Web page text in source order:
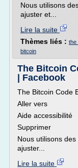
Nous utilisons
ajuster et...
Lire la suite
Thèmes liés : the
bitcoin
The Bitcoin
| Facebook
The Bitcoin Code
Aller vers
Aide accessibilité
Supprimer
Nous utilisons
ajuster...
Lire la suite